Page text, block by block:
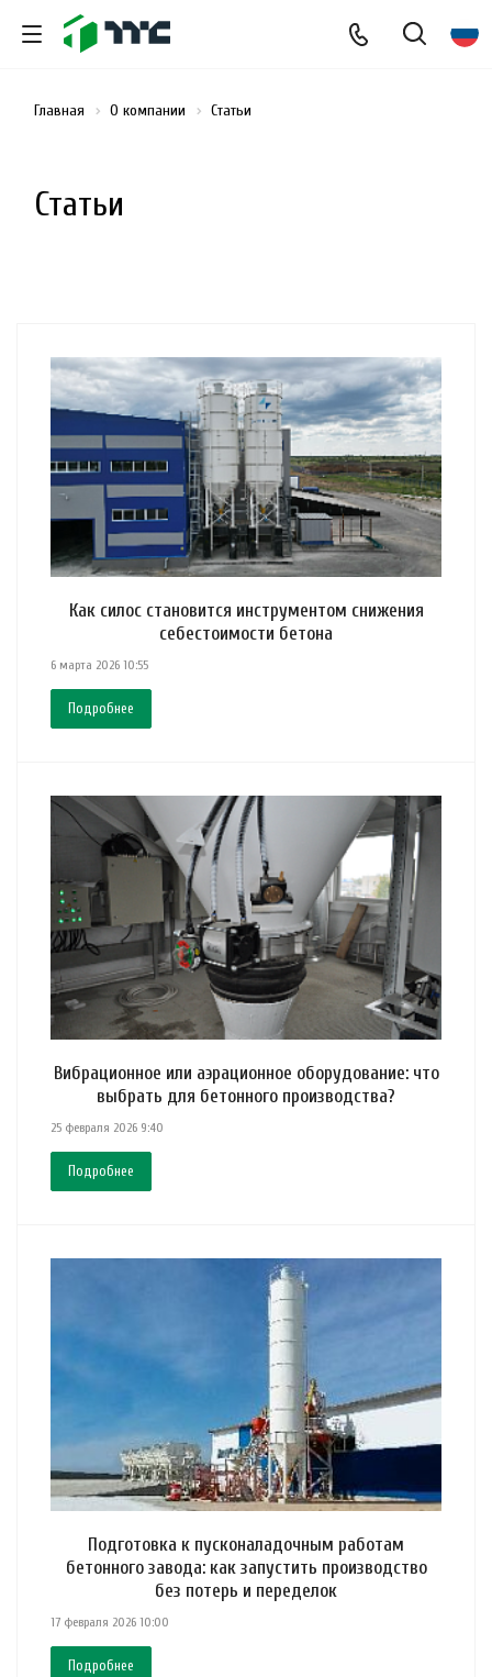
Статьи
Главная О компании Статьи
Как силос становится инструментом снижения
себестоимости бетона
6 марта 2026 10:55
Подробнее
Вибрационное или аэрационное оборудование: что
выбрать для бетонного производства?
25 февраля 2026 9:40
Подробнее
Подготовка к пусконаладочным работам
бетонного завода: как запустить производство
без потерь и переделок
17 февраля 2026 10:00
Подробнее